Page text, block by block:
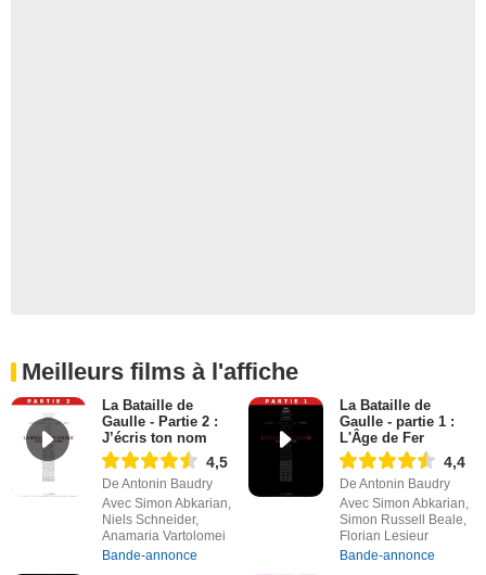
Meilleurs films à l'affiche
La Bataille de
Gaulle - Partie 2 :
J’écris ton nom
4,5
De Antonin Baudry
Avec Simon Abkarian,
Niels Schneider,
Anamaria Vartolomei
Bande-annonce
La Bataille de
Gaulle - partie 1 :
L'Âge de Fer
4,4
De Antonin Baudry
Avec Simon Abkarian,
Simon Russell Beale,
Florian Lesieur
Bande-annonce